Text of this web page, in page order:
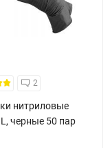
2
нитриловые
черные 50 пар